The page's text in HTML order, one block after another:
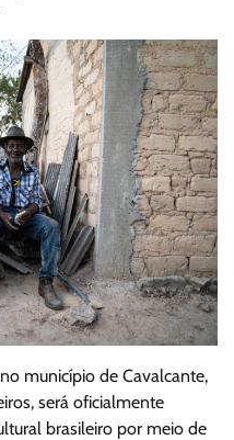
município de Cavalcante,
será oficialmente
brasileiro por meio de